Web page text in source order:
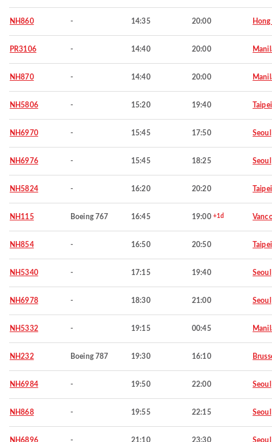
NH860 - 14:35 20:00
PR3106 - 14:40 20:00
NH870 - 14:40 20:00
NH5806 - 15:20 19:40 Taipei
NH6970 - 15:45 17:50 Seoul
NH6976 - 15:45 18:25 Seoul
NH5824 - 16:20 20:20 Taipei
NH115 Boeing 767 16:45 19:00 +1d
NH854 - 16:50 20:50 Taipei
NH5340 - 17:15 19:40 Seoul
NH6978 - 18:30 21:00 Seoul
NH5332 - 19:15 00:45
NH232 Boeing 787 19:30 16:10
NH6984 - 19:50 22:00 Seoul
NH868 - 19:55 22:15 Seoul
NH6896 - 21:10 23:30 Seoul